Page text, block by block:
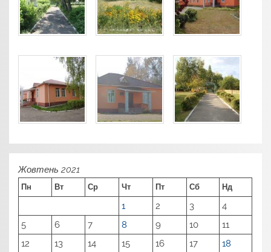
Жовтень 2021
Пн Вт Ср Чт Пт Сб Нд
1 2 3
4
5
6 7 8 9 10
11
12
13 14 15 16 17 18